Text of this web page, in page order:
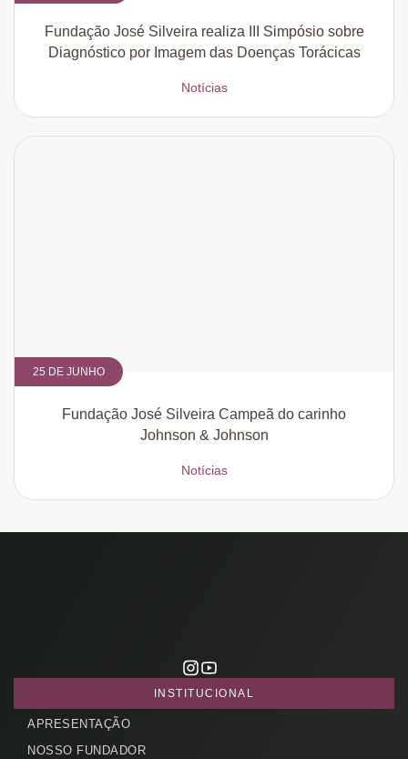
Fundação José Silveira realiza III Simpósio sobre
Diagnóstico por Imagem das Doenças Torácicas
Notícias
25 DE JUNHO
Fundação José Silveira Campeã do carinho
Johnson & Johnson
Notícias
INSTITUCIONAL
APRESENTAÇÃO
NOSSO FUNDADOR